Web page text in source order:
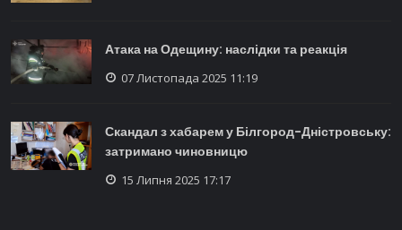
Атака на Одещину: наслідки та реакція
07 Листопада 2025 11:19
Скандал з хабарем у Білгород-Дністровську:
затримано чиновницю
15 Липня 2025 17:17